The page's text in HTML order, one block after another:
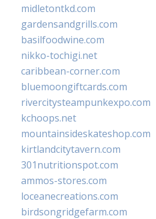
midletontkd.com
gardensandgrills.com
basilfoodwine.com
nikko-tochigi.net
caribbean-corner.com
bluemoongiftcards.com
rivercitysteampunkexpo.com
kchoops.net
mountainsideskateshop.com
kirtlandcitytavern.com
301nutritionspot.com
ammos-stores.com
loceanecreations.com
birdsongridgefarm.com